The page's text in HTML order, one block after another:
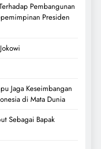
Pembangunan
Presiden
Jaga Keseimbangan
di Mata Dunia
Sebagai Bapak